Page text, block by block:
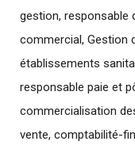
gestion, responsable
commercial, Gestion
établissements
responsable paie et
commercialisation
vente, comptabilité-